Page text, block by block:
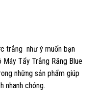
trắng như ý muốn bạn
Tẩy Trắng Răng Blue
những sản phẩm giúp
nhanh chóng.